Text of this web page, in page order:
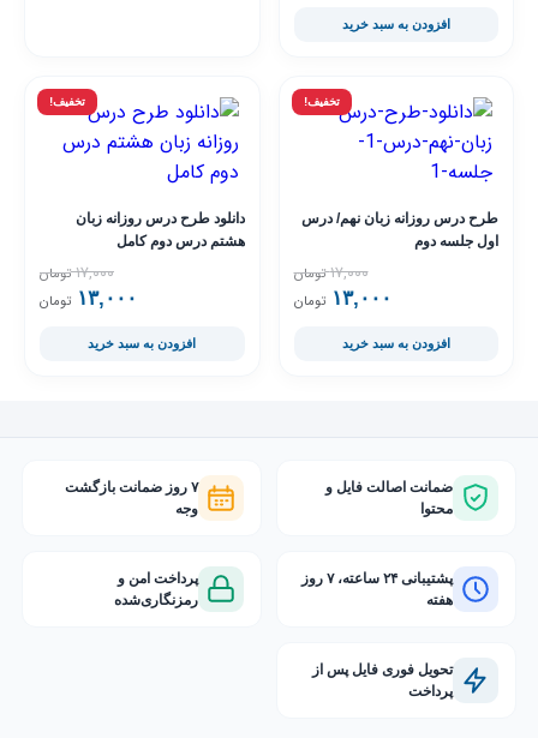
افزودن به سبد خرید
تخفیف!
طرح درس روزانه زبان نهم/ درس
اول جلسه دوم
۱۷,۰۰۰ تومان
۱۳,۰۰۰ تومان
افزودن به سبد خرید
تخفیف!
دانلود طرح درس روزانه زبان
هشتم درس دوم کامل
۱۷,۰۰۰ تومان
۱۳,۰۰۰ تومان
افزودن به سبد خرید
ضمانت اصالت فایل و
محتوا
۷ روز ضمانت بازگشت
وجه
پشتیبانی ۲۴ ساعته، ۷ روز
هفته
پرداخت امن و
رمزنگاری‌شده
تحویل فوری فایل پس از
پرداخت